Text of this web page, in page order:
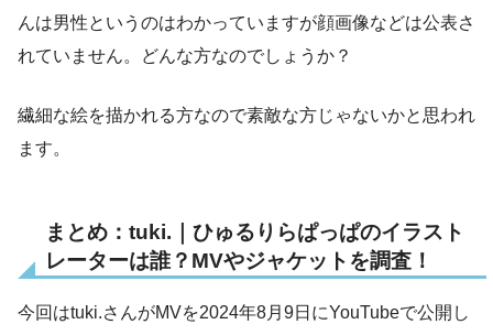
んは男性というのはわかっていますが顔画像などは公表さ
れていません。どんな方なのでしょうか？
繊細な絵を描かれる方なので素敵な方じゃないかと思われ
ます。
まとめ：tuki.｜ひゅるりらぱっぱのイラスト
レーターは誰？MVやジャケットを調査！
今回はtuki.さんがMVを2024年8月9日にYouTubeで公開し